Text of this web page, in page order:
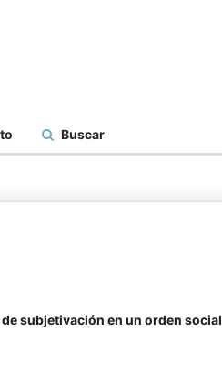
Buscar
subjetivación en un orden social